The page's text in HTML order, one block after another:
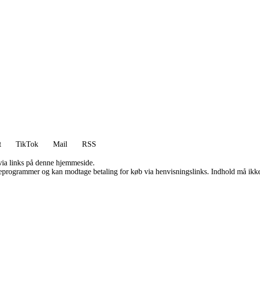
TikTok Mail
RSS
links på denne hjemmeside.
og kan modtage betaling for køb via henvisningslinks. Indhold må